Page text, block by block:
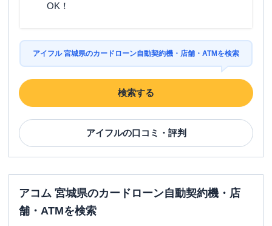
OK！
アイフル 宮城県のカードローン自動契約機・店舗・ATMを検索
検索する
アイフルの口コミ・評判
アコム 宮城県のカードローン自動契約機・店
舗・ATMを検索